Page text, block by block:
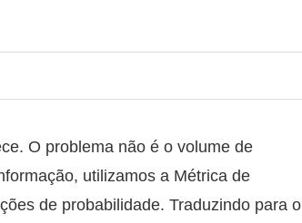
O problema não é o volume de
utilizamos a Métrica de
de probabilidade. Traduzindo para o